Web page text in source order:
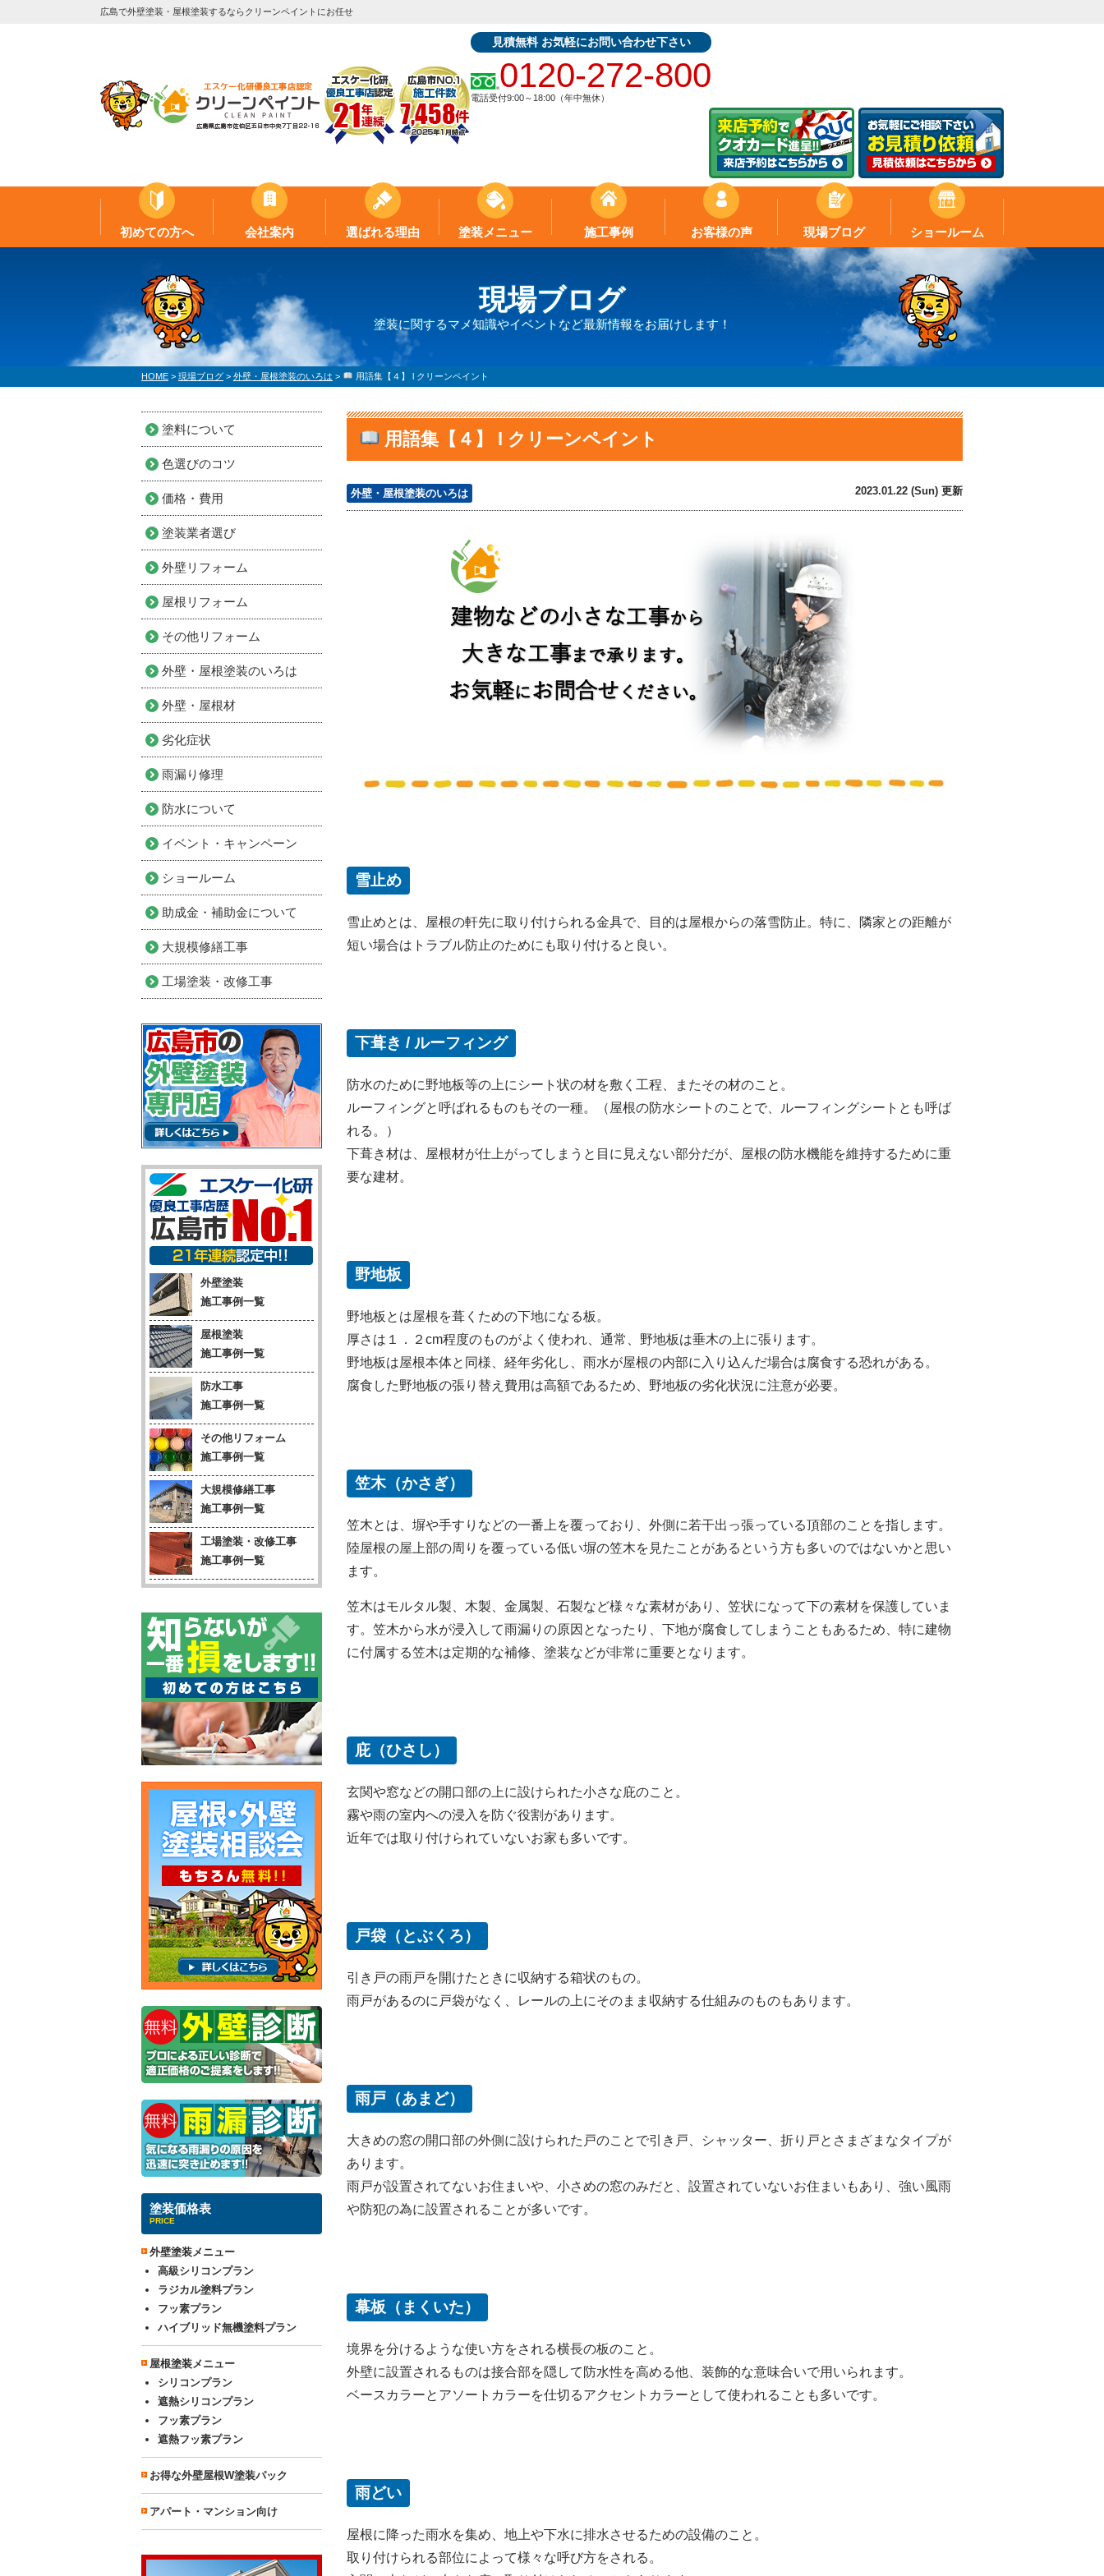
広島で外壁塗装・屋根塗装するならクリーンペイントにお任せ
見積無料 お気軽にお問い合わせ下さい
0120-272-800
電話受付9:00～18:00（年中無休）
初めての方へ 会社案内 選ばれる理由 塗装メニュー 施工事例 お客様の声 現場ブログ ショールーム
現場ブログ
塗装に関するマメ知識やイベントなど最新情報をお届けします！
HOME > 現場ブログ > 外壁・屋根塗装のいろは > 用語集【４】 l クリーンペイント
用語集【４】 l クリーンペイント
外壁・屋根塗装のいろは 2023.01.22 (Sun) 更新
雪止め
雪止めとは、屋根の軒先に取り付けられる金具で、目的は屋根からの落雪防止。特に、隣家との距離が
短い場合はトラブル防止のためにも取り付けると良い。
下葺き / ルーフィング
防水のために野地板等の上にシート状の材を敷く工程、またその材のこと。
ルーフィングと呼ばれるものもその一種。（屋根の防水シートのことで、ルーフィングシートとも呼ば
れる。）
下葺き材は、屋根材が仕上がってしまうと目に見えない部分だが、屋根の防水機能を維持するために重
要な建材。
野地板
野地板とは屋根を葺くための下地になる板。
厚さは１．２cm程度のものがよく使われ、通常、野地板は垂木の上に張ります。
野地板は屋根本体と同様、経年劣化し、雨水が屋根の内部に入り込んだ場合は腐食する恐れがある。
腐食した野地板の張り替え費用は高額であるため、野地板の劣化状況に注意が必要。
笠木（かさぎ）
笠木とは、塀や手すりなどの一番上を覆っており、外側に若干出っ張っている頂部のことを指します。
陸屋根の屋上部の周りを覆っている低い塀の笠木を見たことがあるという方も多いのではないかと思い
ます。
笠木はモルタル製、木製、金属製、石製など様々な素材があり、笠状になって下の素材を保護していま
す。笠木から水が浸入して雨漏りの原因となったり、下地が腐食してしまうこともあるため、特に建物
に付属する笠木は定期的な補修、塗装などが非常に重要となります。
庇（ひさし）
玄関や窓などの開口部の上に設けられた小さな庇のこと。
霧や雨の室内への浸入を防ぐ役割があります。
近年では取り付けられていないお家も多いです。
戸袋（とぶくろ）
引き戸の雨戸を開けたときに収納する箱状のもの。
雨戸があるのに戸袋がなく、レールの上にそのまま収納する仕組みのものもあります。
雨戸（あまど）
大きめの窓の開口部の外側に設けられた戸のことで引き戸、シャッター、折り戸とさまざまなタイプが
あります。
雨戸が設置されてないお住まいや、小さめの窓のみだと、設置されていないお住まいもあり、強い風雨
や防犯の為に設置されることが多いです。
幕板（まくいた）
境界を分けるような使い方をされる横長の板のこと。
外壁に設置されるものは接合部を隠して防水性を高める他、装飾的な意味合いで用いられます。
ベースカラーとアソートカラーを仕切るアクセントカラーとして使われることも多いです。
雨どい
屋根に降った雨水を集め、地上や下水に排水させるための設備のこと。
取り付けられる部位によって様々な呼び方をされる。
塗料について
色選びのコツ
価格・費用
塗装業者選び
外壁リフォーム
屋根リフォーム
その他リフォーム
外壁・屋根塗装のいろは
外壁・屋根材
劣化症状
雨漏り修理
防水について
イベント・キャンペーン
ショールーム
助成金・補助金について
大規模修繕工事
工場塗装・改修工事
外壁塗装
施工事例一覧
屋根塗装
施工事例一覧
防水工事
施工事例一覧
その他リフォーム
施工事例一覧
大規模修繕工事
施工事例一覧
工場塗装・改修工事
施工事例一覧
塗装価格表
PRICE
外壁塗装メニュー
高級シリコンプラン
ラジカル塗料プラン
フッ素プラン
ハイブリッド無機塗料プラン
屋根塗装メニュー
シリコンプラン
遮熱シリコンプラン
フッ素プラン
遮熱フッ素プラン
お得な外壁屋根W塗装パック
アパート・マンション向け